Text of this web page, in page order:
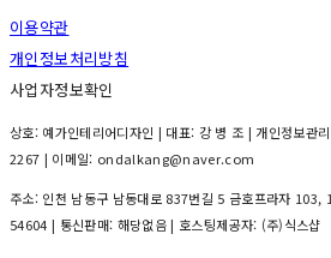
이용약관
개인정보처리방침
사업자정보확인
상호: 예가인테리어디자인 | 대표: 강 병 조 | 개인정보관
2267 | 이메일: ondalkang@naver.com
주소: 인천 남동구 남동대로 837번길 5 금호프라자 103,
54604 | 통신판매: 해당없음| 호스팅제공자: (주)식스샵